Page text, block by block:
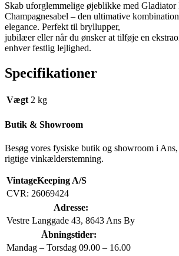
Skab uforglemmelige øjeblikke med
Champagnesabel – den ultimative
elegance. Perfekt til bryllupper,
jubilæer eller når du ønsker at tilføje en
enhver festlig lejlighed.
Specifikationer
Vægt 2 kg
Butik & Showroom
Besøg vores fysiske butik og showroom i
rigtige vinkælderstemning.
VintageKeeping A/S
CVR: 26069424
Adresse:
Vestre Langgade 43, 8643 Ans By
Åbningstider:
Mandag – Torsdag 09.00 – 16.00